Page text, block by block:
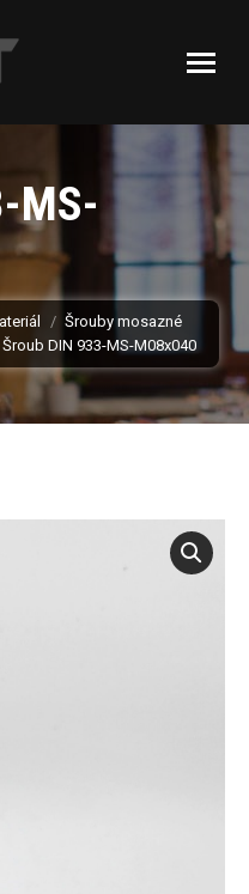
MS-
Šrouby mosazné
Šroub DIN 933-MS-M08x040